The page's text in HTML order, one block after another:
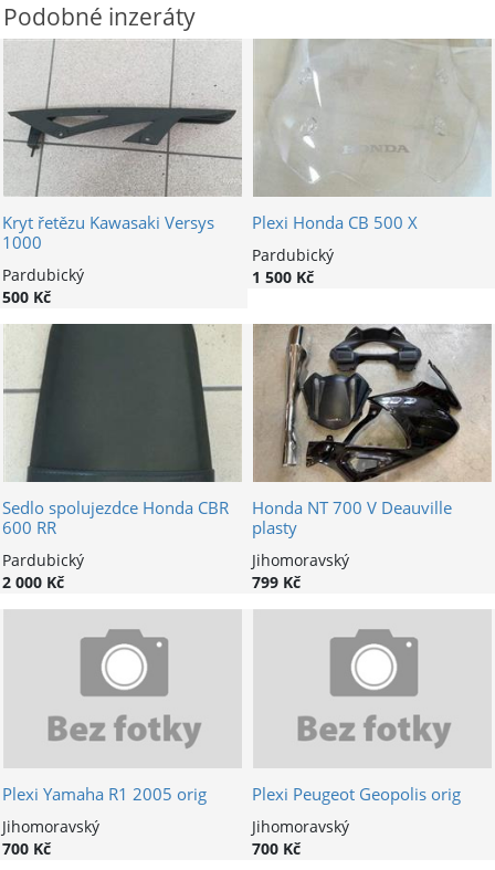
Podobné inzeráty
Kryt řetězu Kawasaki Versys
1000
Pardubický
500 Kč
Plexi Honda CB 500 X
Pardubický
1 500 Kč
Sedlo spolujezdce Honda CBR
600 RR
Pardubický
2 000 Kč
Honda NT 700 V Deauville
plasty
Jihomoravský
799 Kč
Plexi Yamaha R1 2005 orig
Jihomoravský
700 Kč
Plexi Peugeot Geopolis orig
Jihomoravský
700 Kč